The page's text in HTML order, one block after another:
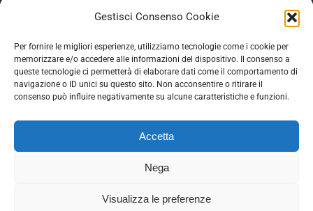
Gestisci Consenso Cookie
Per fornire le migliori esperienze, utilizziamo tecnologie come i cookie per
memorizzare e/o accedere alle informazioni del dispositivo. Il consenso a
queste tecnologie ci permetterà di elaborare dati come il comportamento di
navigazione o ID unici su questo sito. Non acconsentire o ritirare il
consenso può influire negativamente su alcune caratteristiche e funzioni.
Accetta
Nega
Visualizza le preferenze
Soggetto Erogante
Somma Incassata
Agenzia delle Entrate
49.338,00 €
Agenzia delle Entrate
49.338,00 €
M.I.S.E
935,34 €
Gli altri aiuti di Stato sono consultabili sul REGISTRO NAZIONALE
--